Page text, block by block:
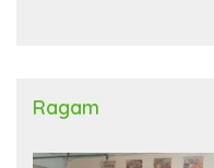
Ragam